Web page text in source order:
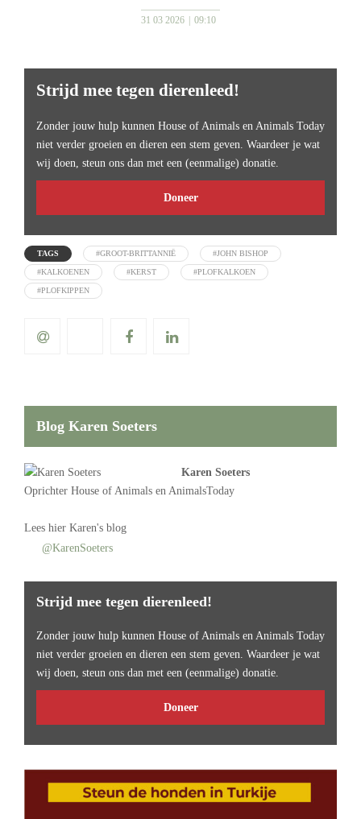
31 03 2026 09:10
Strijd mee tegen dierenleed!
Zonder jouw hulp kunnen House of Animals en Animals Today
niet verder groeien en dieren een stem geven. Waardeer je wat
wij doen, steun ons dan met een (eenmalige) donatie.
Doneer
TAGS #GROOT-BRITTANNIË #JOHN BISHOP
#KALKOENEN #KERST #PLOFKALKOEN
#PLOFKIPPEN
Blog Karen Soeters
Karen Soeters
Oprichter House of Animals en AnimalsToday
Lees hier Karen's blog
@KarenSoeters
Strijd mee tegen dierenleed!
Zonder jouw hulp kunnen House of Animals en Animals Today
niet verder groeien en dieren een stem geven. Waardeer je wat
wij doen, steun ons dan met een (eenmalige) donatie.
Doneer